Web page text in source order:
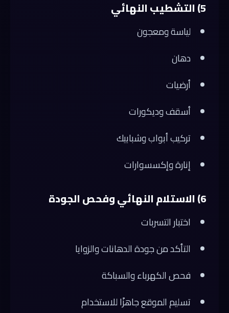
5) التشطيب النهائي
لياسة ومعجون
دهان
أرضيات
أسقف وديكورات
تركيب أبواب وشبابيك
إنارة وإكسسوارات
6) الاستلام النهائي وفحص الجودة
اختبار التسربات
التأكد من جودة الدهانات والزوايا
فحص الكهرباء والسباكة
تسليم الموقع جاهزًا للاستخدام